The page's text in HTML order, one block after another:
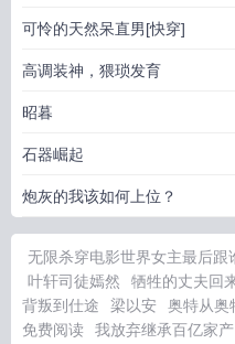
可怜的天然呆直男[快穿]
高调装神，猥琐发育
昭暮
石器崛起
炮灰的我该如何上位？
无限杀穿电影世界女主最后跟
叶轩司徒嫣然
牺牲的丈夫回
背叛到仕途
梁以安 奥特从奥
免费阅读
我放弃继承百亿家产